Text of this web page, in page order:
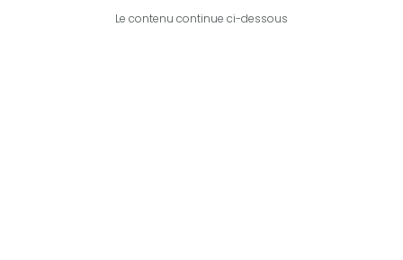
Le contenu continue ci-dessous